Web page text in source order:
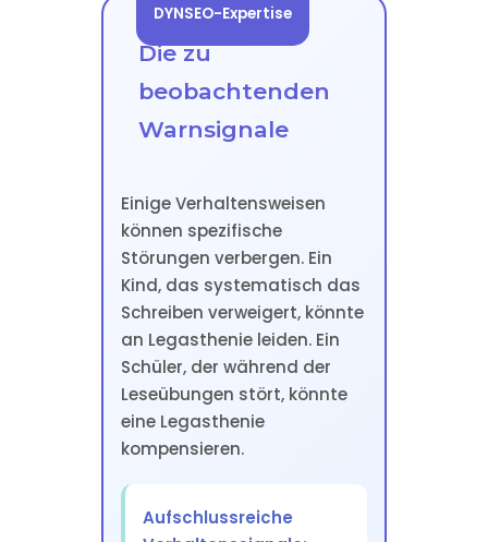
DYNSEO-Expertise
Die zu
beobachtenden
Warnsignale
Einige Verhaltensweisen
können spezifische
Störungen verbergen. Ein
Kind, das systematisch das
Schreiben verweigert, könnte
an Legasthenie leiden. Ein
Schüler, der während der
Leseübungen stört, könnte
eine Legasthenie
kompensieren.
Aufschlussreiche